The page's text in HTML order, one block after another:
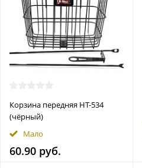
Корзина передняя HT-534
(чёрный)
Мало
60.90 руб.